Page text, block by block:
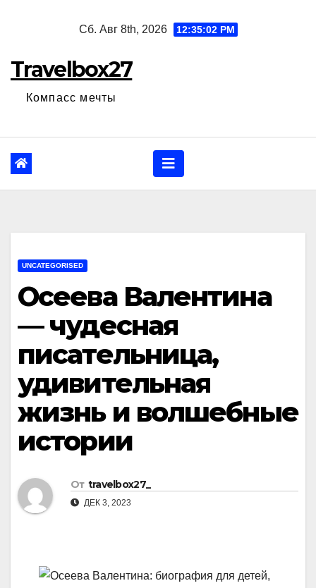
Сб. Авг 8th, 2026 12:35:03 PM
Travelbox27
Компасс мечты
UNCATEGORISED
Осеева Валентина
— чудесная
писательница,
удивительная
жизнь и волшебные
истории
От travelbox27_
ДЕК 3, 2023